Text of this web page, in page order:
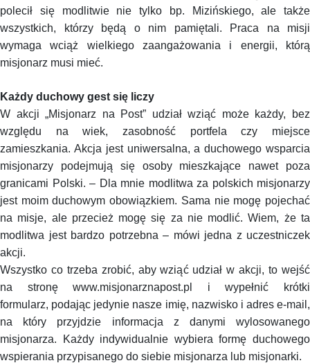
polecił się modlitwie nie tylko bp.
Mizińskiego, ale także
wszystkich, którzy będą o nim pamiętali. Praca na misji
wymaga wciąż wielkiego zaangażowania i energii, którą
misjonarz musi mieć.
Każdy duchowy gest się liczy
W akcji „Misjonarz na Post” udział wziąć może każdy, bez
względu na wiek, zasobność portfela czy miejsce
zamieszkania. Akcja jest uniwersalna, a duchowego wsparcia
misjonarzy podejmują się osoby mieszkające nawet poza
granicami Polski. – Dla mnie modlitwa za polskich misjonarzy
jest moim duchowym obowiązkiem. Sama nie mogę pojechać
na misje, ale przecież mogę się za nie modlić. Wiem, że ta
modlitwa jest bardzo potrzebna – mówi jedna z uczestniczek
akcji.
Wszystko co trzeba zrobić, aby wziąć udział w akcji, to wejść
na stronę www.misjonarznapost.pl i wypełnić krótki
formularz, podając jedynie nasze imię, nazwisko i adres e-mail,
na który przyjdzie informacja z danymi wylosowanego
misjonarza. Każdy indywidualnie wybiera formę duchowego
wspierania przypisanego do siebie misjonarza lub misjonarki.